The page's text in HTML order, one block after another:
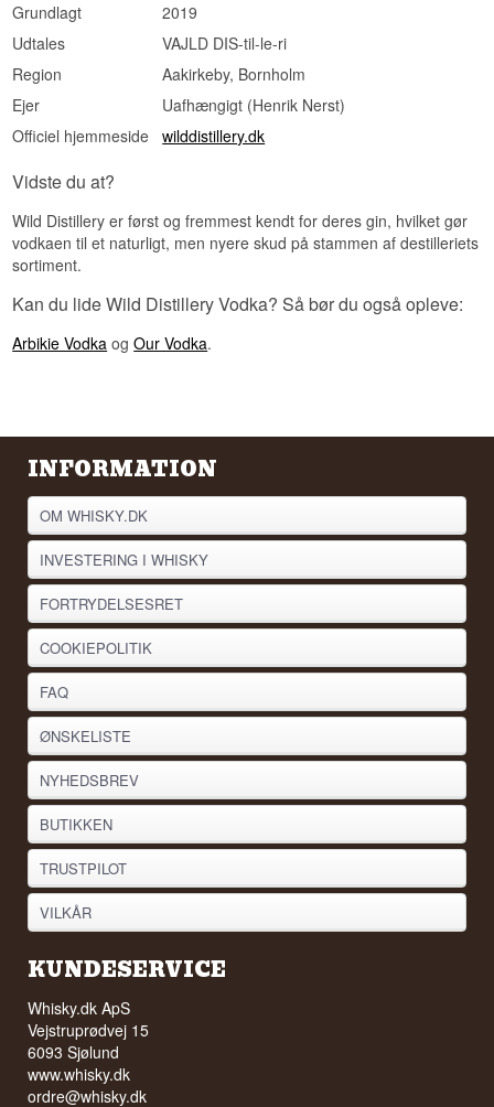
Vidste du at?
Wild Distillery har fået en særlig tilladelse fra
bornholmske enebær og slåenbær. De bruges
ikke i vodkaen, men i husets WILD gin.
Grundlagt
2019
Udtales
VAJLD DIS-til-le-ri
Region
Aakirkeby, Bornholm
Ejer
Uafhængigt (Henrik Nerst)
Officiel hjemmeside
wilddistillery.dk
Vidste du at?
Wild Distillery er først og fremmest kendt for deres gin, hvilket gør
vodkaen til et naturligt, men nyere skud på stammen af destilleriets
sortiment.
Kan du lide Wild Distillery Vodka? Så bør du også opleve:
Arbikie Vodka ogOur Vodka.
INFORMATION
OM WHISKY.DK
INVESTERING I WHISKY
FORTRYDELSESRET
COOKIEPOLITIK
FAQ
ØNSKELISTE
NYHEDSBREV
BUTIKKEN
TRUSTPILOT
VILKÅR
KUNDESERVICE
Whisky.dk ApS
Vejstruprødvej 15
6093 Sjølund
www.whisky.dk
ordre@whisky.dk